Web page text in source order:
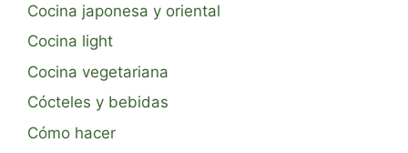
Cocina japonesa y oriental
Cocina light
Cocina vegetariana
Cócteles y bebidas
Cómo hacer